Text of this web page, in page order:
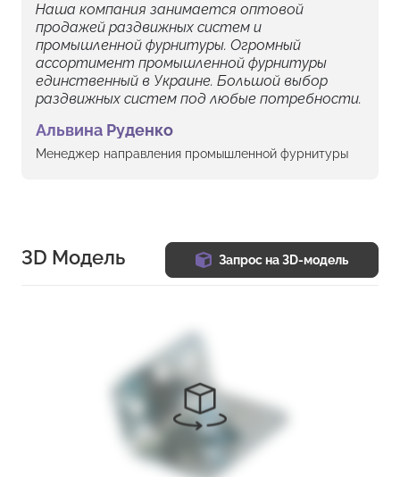
Наша компания занимается оптовой
продажей раздвижных систем и
промышленной фурнитуры. Огромный
ассортимент промышленной фурнитуры
единственный в Украине. Большой выбор
раздвижных систем под любые потребности.
Альвина Руденко
Менеджер направления промышленной фурнитуры
3D Модель Запрос на 3D-модель